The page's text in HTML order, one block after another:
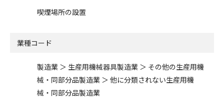
喫煙場所の設置
業種コード
製造業 ＞ 生産用機械器具製造業 ＞ その他の生産用機
械・同部分品製造業 ＞ 他に分類されない生産用機
械・同部分品製造業